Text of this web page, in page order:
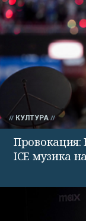
КУЛТУРА
Провокация:
ICE музика